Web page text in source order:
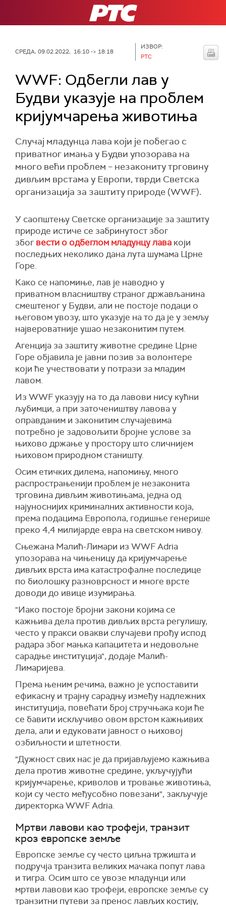
РТС
СРЕДА, 09.02.2022, 16:10 -> 18:18
ИЗВОР:
РТС
WWF: Одбегли лав у
Будви указује на проблем
кријумчарења животиња
Случај младунца лава који је побегао с
приватног имања у Будви упозорава на
много већи проблем – незакониту трговину
дивљим врстама у Европи, тврди Светска
организација за заштиту природе (WWF).
У саопштењу Светске организације за заштиту
природе истиче се забринутост због
због вести о одбеглом младунцу лава који
последњих неколико дана лута шумама Црне
Горе.
Како се напомиње, лав је наводно у
приватном власништву страног држављанина
смештеног у Будви, али не постоје подаци о
његовом увозу, што указује на то да је у земљу
највероватније ушао незаконитим путем.
Агенција за заштиту животне средине Црне
Горе објавила је јавни позив за волонтере
који ће учествовати у потрази за младим
лавом.
Из WWF указују на то да лавови нису кућни
љубимци, а при заточеништву лавова у
оправданим и законитим случајевима
потребно је задовољити бројне услове за
њихово држање у простору што сличнијем
њиховом природном станишту.
Осим етичких дилема, напомињу, много
распрострањенији проблем је незаконита
трговина дивљим животињама, једна од
најуноснијих криминалних активности која,
према подацима Европола, годишње генерише
преко 4,4 милијарде евра на светском нивоу.
Сњежана Малић-Лимари из WWF Adriа
упозорава на чињеницу да кријумчарење
дивљих врста има катастрофалне последице
по биолошку разноврсност и многе врсте
доводи до ивице изумирања.
"Иако постоје бројни закони којима се
кажњива дела против дивљих врста регулишу,
често у пракси овакви случајеви прођу испод
радара због мањка капацитета и недовољне
сарадње институција", додаје Малић-
Лимаријева.
Према њеним речима, важно је успоставити
ефикасну и трајну сарадњу између надлежних
институција, повећати број стручњака који ће
се бавити искључиво овом врстом кажњивих
дела, али и едуковати јавност о њиховој
озбиљности и штетности.
"Дужност свих нас је да пријављујемо кажњива
дела против животне средине, укључујући
кријумчарење, криволов и тровање животиња,
који су често међусобно повезани", закључује
директорка WWF Adria.
Мртви лавови као трофеји, транзит
кроз европске земље
Европске земље су често циљна тржишта и
подручја транзита великих мачака попут лава
и тигра. Осим што се увозе младунци или
мртви лавови као трофеји, европске земље су
транзитни путеви за пренос лављих костију,